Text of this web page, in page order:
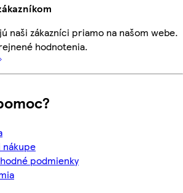
naši zákazníci priamo na našom webe.
hodnotenia.
podmienky